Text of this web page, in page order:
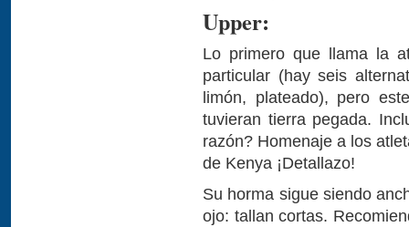
Upper:
Lo primero que llama la
particular (hay seis
limón, plateado), pero
tuvieran tierra pegada.
razón? Homenaje a los
de Kenya ¡Detallazo!
Su horma sigue siendo
ojo: tallan cortas.